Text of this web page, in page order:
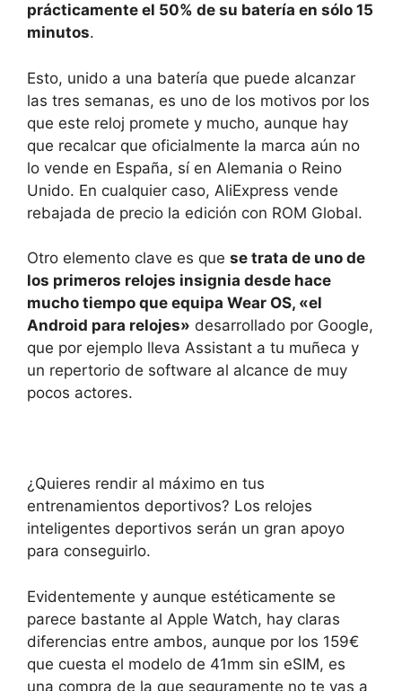
prácticamente el 50% de su batería en sólo 15
minutos.
Esto, unido a una batería que puede alcanzar
las tres semanas, es uno de los motivos por los
que este reloj promete y mucho, aunque hay
que recalcar que oficialmente la marca aún no
lo vende en España, sí en Alemania o Reino
Unido. En cualquier caso, AliExpress vende
rebajada de precio la edición con ROM Global.
Otro elemento clave es que se trata de uno de
los primeros relojes insignia desde hace
mucho tiempo que equipa Wear OS, «el
Android para relojes» desarrollado por Google,
que por ejemplo lleva Assistant a tu muñeca y
un repertorio de software al alcance de muy
pocos actores.
¿Quieres rendir al máximo en tus
entrenamientos deportivos? Los relojes
inteligentes deportivos serán un gran apoyo
para conseguirlo.
Evidentemente y aunque estéticamente se
parece bastante al Apple Watch, hay claras
diferencias entre ambos, aunque por los 159€
que cuesta el modelo de 41mm sin eSIM, es
una compra de la que seguramente no te vas a